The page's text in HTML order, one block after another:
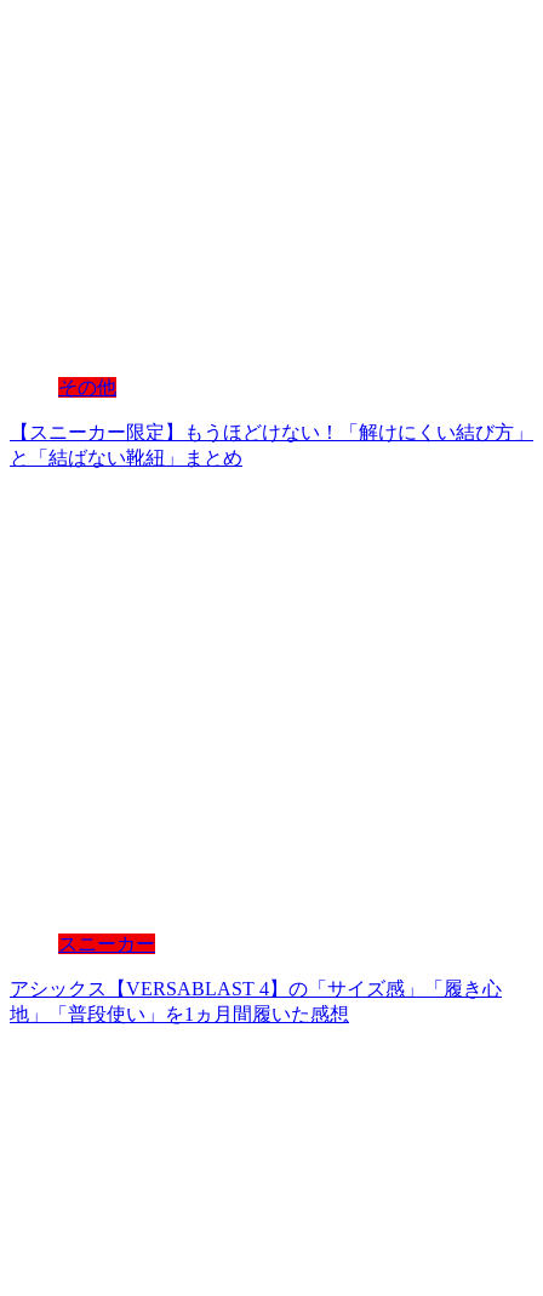
その他
【スニーカー限定】もうほどけない！「解けにくい結び方」
と「結ばない靴紐」まとめ
スニーカー
アシックス【VERSABLAST 4】の「サイズ感」「履き心
地」「普段使い」を1ヵ月間履いた感想